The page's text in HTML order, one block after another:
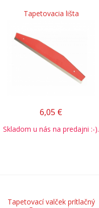
Tapetovacia lišta
6,05 €
Skladom u nás na predajni :-).
Tapetovací valček prítlačný